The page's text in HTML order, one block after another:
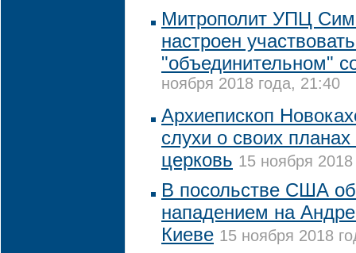
Митрополит УПЦ
настроен
"объединительном"
ноября 2018 года, 21:40
Архиепископ
слухи о своих
церковь 15 ноября
В посольстве США
нападением на
Киеве 15 ноября 2018